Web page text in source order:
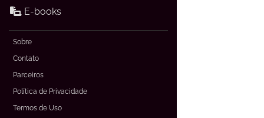
E-books
Sobre
Contato
Parceiros
Política de Privacidade
Termos de Uso